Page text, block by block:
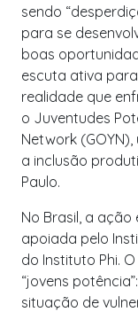
sendo
para se
boas
escuta ativa
realidade que
o Juventudes
Network
a inclusão
Paulo.
No Brasil, a
apoiada pelo
do Instituto Phi.
“jovens
situação de